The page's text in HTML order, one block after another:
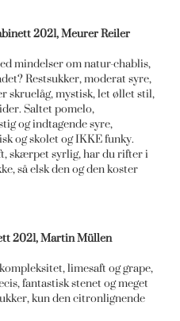
2021, Meurer Reiler
mindelser om natur-chablis,
Restsukker, moderat syre,
skruelåg, mystisk, let øllet stil,
Saltet pomelo,
og indtagende syre,
og skolet og IKKE funky.
skærpet syrlig, har du rifter i
så elsk den og den koster
2021, Martin Müllen
limesaft og grape,
fantastisk stenet og meget
kun den citronlignende